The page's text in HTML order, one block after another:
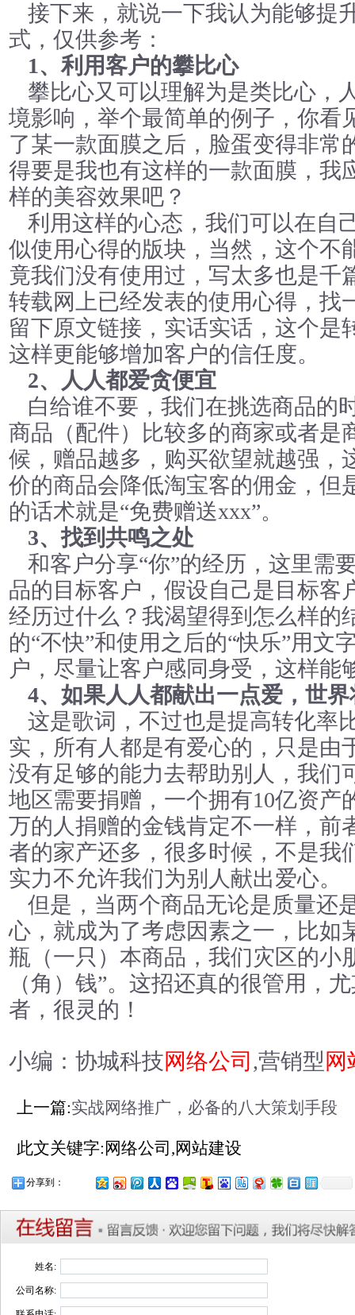
接下来，就说一下我认为能够提
式，仅供参考：
1、利用客户的攀比心
攀比心又可以理解为是类比心，
境影响，举个最简单的例子，你看
了某一款面膜之后，脸蛋变得非常
得要是我也有这样的一款面膜，我
样的美容效果吧？
利用这样的心态，我们可以在自
似使用心得的版块，当然，这个不
竟我们没有使用过，写太多也是千
转载网上已经发表的使用心得，找
留下原文链接，实话实话，这个是
这样更能够增加客户的信任度。
2、人人都爱贪便宜
白给谁不要，我们在挑选商品的
商品（配件）比较多的商家或者是
候，赠品越多，购买欲望就越强，
价的商品会降低淘宝客的佣金，但
的话术就是“免费赠送xxx”。
3、找到共鸣之处
和客户分享“你”的经历，这里需
品的目标客户，假设自己是目标客
经历过什么？我渴望得到怎么样的
的“不快”和使用之后的“快乐”用文
户，尽量让客户感同身受，这样能
4、如果人人都献出一点爱，世
这是歌词，不过也是提高转化率
实，所有人都是有爱心的，只是由
没有足够的能力去帮助别人，我们
地区需要捐赠，一个拥有10亿资产
万的人捐赠的金钱肯定不一样，前
者的家产还多，很多时候，不是我
实力不允许我们为别人献出爱心。
但是，当两个商品无论是质量还
心，就成为了考虑因素之一，比如
瓶（一只）本商品，我们灾区的小
（角）钱”。这招还真的很管用，
者，很灵的！
小编：协城科技网络公司 ,营销型 网
上一篇:实战网络推广，必备的八大策划手段
此文关键字:网络公司,网站建设
分享到：
姓名:
公司名称: